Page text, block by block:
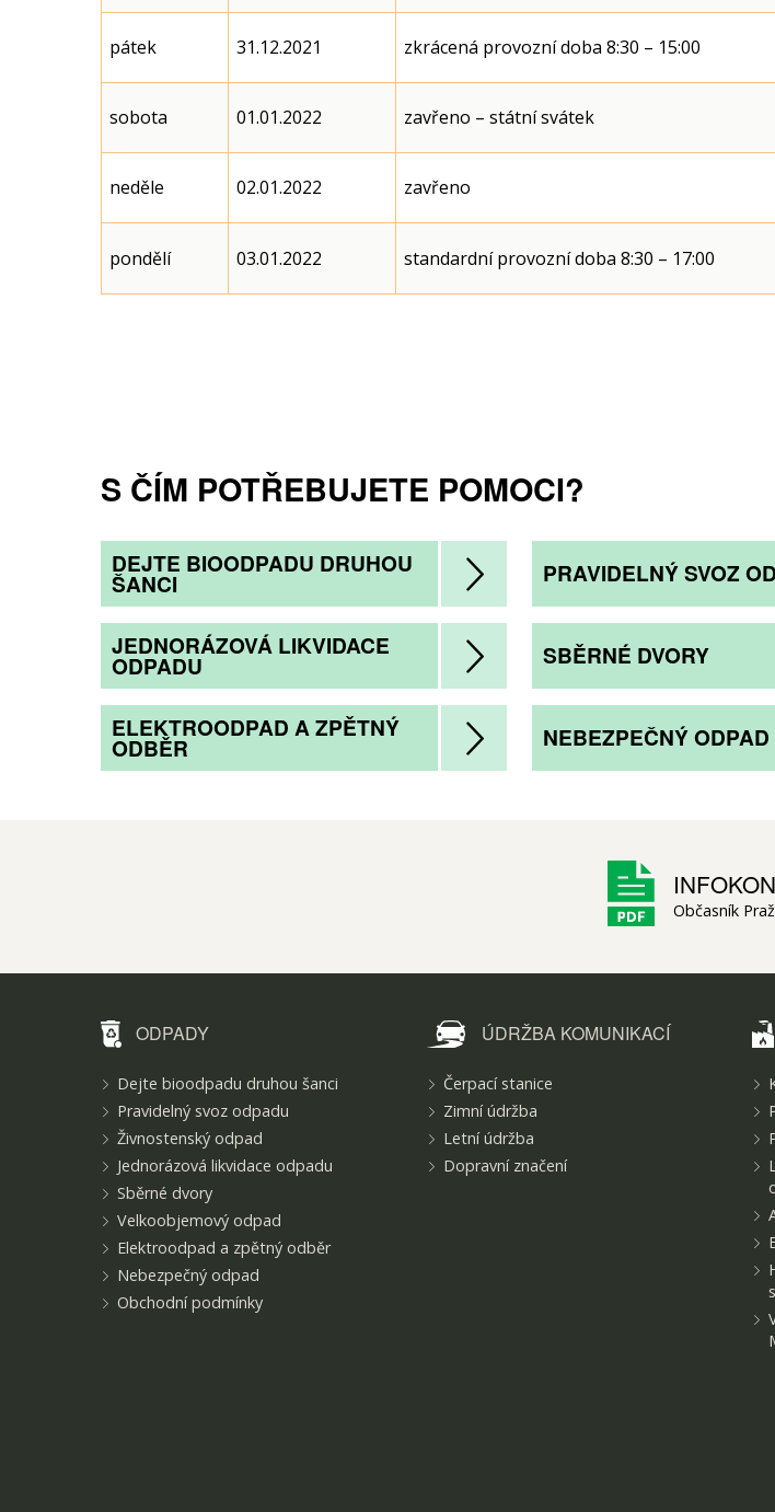
pátek 31.12.2021 zkrácená provozní doba 8:30 – 15:00
sobota 01.01.2022 zavřeno – státní svátek
neděle 02.01.2022 zavřeno
pondělí 03.01.2022 standardní provozní doba 8:30 – 17:00
S ČÍM POTŘEBUJETE POMOCI?
DEJTE BIOODPADU DRUHOU
ŠANCI PRAVIDELNÝ SVOZ
JEDNORÁZOVÁ LIKVIDACE
ODPADU SBĚRNÉ DVORY
ELEKTROODPAD A ZPĚTNÝ
ODBĚR NEBEZPEČNÝ ODPAD
Občasník
ODPADY
Dejte bioodpadu druhou šanci
Pravidelný svoz odpadu
Živnostenský odpad
Jednorázová likvidace odpadu
Sběrné dvory
Velkoobjemový odpad
Elektroodpad a zpětný odběr
Nebezpečný odpad
Obchodní podmínky
ÚDRŽBA KOMUNIKACÍ
Čerpací stanice
Zimní údržba
Letní údržba
Dopravní značení